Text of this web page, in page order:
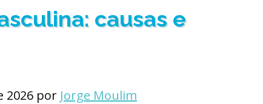
causas e
2026 por Jorge Moulim